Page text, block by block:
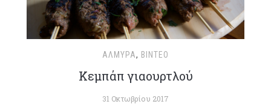
ΑΛΜΥΡΆ, ΒΊΝΤΕΟ
Κεμπάπ γιαουρτλού
31 Οκτωβρίου 2017